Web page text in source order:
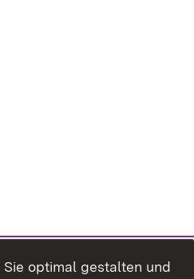
optimal gestalten und